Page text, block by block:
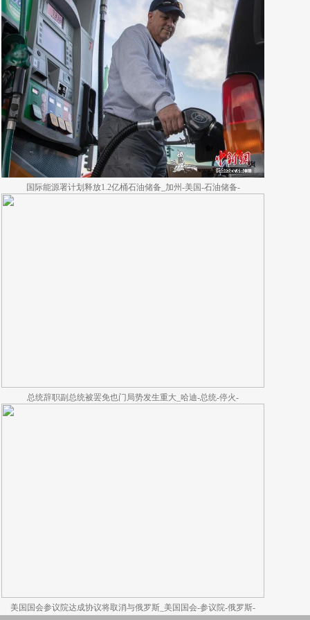
国际能源署计划释放1.2亿桶石油储备_加州-美国-石油储备-
总统辞职副总统被罢免也门局势发生重大_哈迪-总统-停火-
美国国会参议院达成协议将取消与俄罗斯_美国国会-参议院-俄罗斯-